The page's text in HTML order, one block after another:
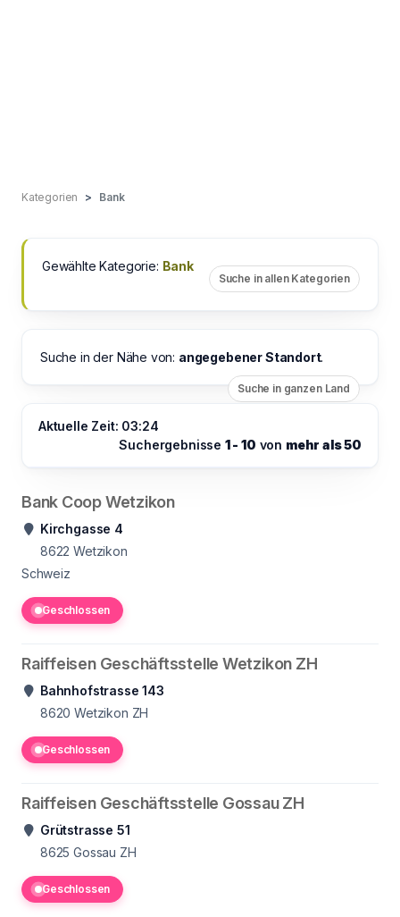
Kategorien Bank
Gewählte Kategorie: Bank
Suche in allen Kategorien
Suche in der Nähe von: angegebener Standort.
Suche in ganzen Land
Aktuelle Zeit: 03:24
Suchergebnisse 1 - 10 von mehr als 50
Bank Coop Wetzikon
Kirchgasse 4
8622 Wetzikon
Schweiz
Geschlossen
Raiffeisen Geschäftsstelle Wetzikon ZH
Bahnhofstrasse 143
8620 Wetzikon ZH
Geschlossen
Raiffeisen Geschäftsstelle Gossau ZH
Grütstrasse 51
8625 Gossau ZH
Geschlossen